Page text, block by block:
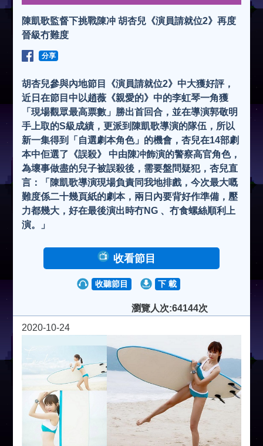
陳凱歌監督下挑戰陳冲 胡杏兒《演員請就位2》再度
晉級冇難度
分享
胡杏兒參與內地節目《演員請就位2》中大獲好評，
近日在節目中以趙薇《親愛的》中的李虹琴一角獲
「現場觀眾最高票數」勝出首回合，並在導演郭敬明
手上取的S級成績，更派到陳凱歌導演的隊伍，所以
新一集得到「自選劇本角色」的機會，杏兒在14部劇
本中佢選了《誤殺》 中由陳冲飾演的警察高官角色，
為壞事做盡的兒子被誤殺後，需要盤問疑犯，杏兒直
言：「陳凱歌導演現場負責同我地排戲，今次最大嘅
難度係二十幾頁紙的劇本，兩日內要背好作準備，壓
力都幾大，好在最後演出時冇NG 、冇食螺絲順利上
演。」
收看節目
收聽節目 下 載
瀏覽人次:64144次
2020-10-24